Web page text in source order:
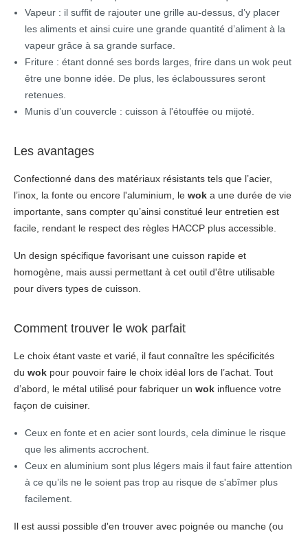
Vapeur : il suffit de rajouter une grille au-dessus, d’y placer
les aliments et ainsi cuire une grande quantité d’aliment à la
vapeur grâce à sa grande surface.
Friture : étant donné ses bords larges, frire dans un wok peut
être une bonne idée. De plus, les éclaboussures seront
retenues.
Munis d’un couvercle : cuisson à l'étouffée ou mijoté.
Les avantages
Confectionné dans des matériaux résistants tels que l’acier,
l’inox, la fonte ou encore l'aluminium, le wok a une durée de vie
importante, sans compter qu’ainsi constitué leur entretien est
facile, rendant le respect des règles HACCP plus accessible.
Un design spécifique favorisant une cuisson rapide et
homogène, mais aussi permettant à cet outil d'être utilisable
pour divers types de cuisson.
Comment trouver le wok parfait
Le choix étant vaste et varié, il faut connaître les spécificités
du wok pour pouvoir faire le choix idéal lors de l’achat. Tout
d’abord, le métal utilisé pour fabriquer un wok influence votre
façon de cuisiner.
Ceux en fonte et en acier sont lourds, cela diminue le risque
que les aliments accrochent.
Ceux en aluminium sont plus légers mais il faut faire attention
à ce qu’ils ne le soient pas trop au risque de s'abîmer plus
facilement.
Il est aussi possible d'en trouver avec poignée ou manche (ou